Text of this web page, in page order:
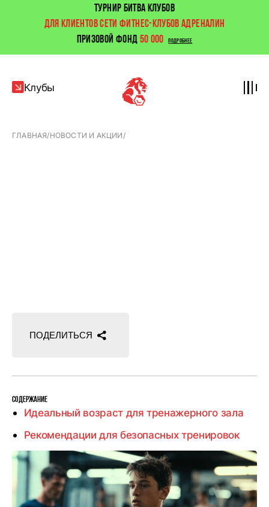
ТУРНИР БИТВА КЛУБОВ
ДЛЯ КЛИЕНТОВ СЕТИ ФИТНЕС-КЛУБОВ АДРЕНАЛИН
ПРИЗОВОЙ ФОНД 50 000 ПОДРОБНЕЕ
Клубы
ГЛАВНАЯ/НОВОСТИ И АКЦИИ /
детям?
СОДЕРЖАНИЕ
Идеальный возраст для тренажерного зала
Рекомендации для безопасных тренировок